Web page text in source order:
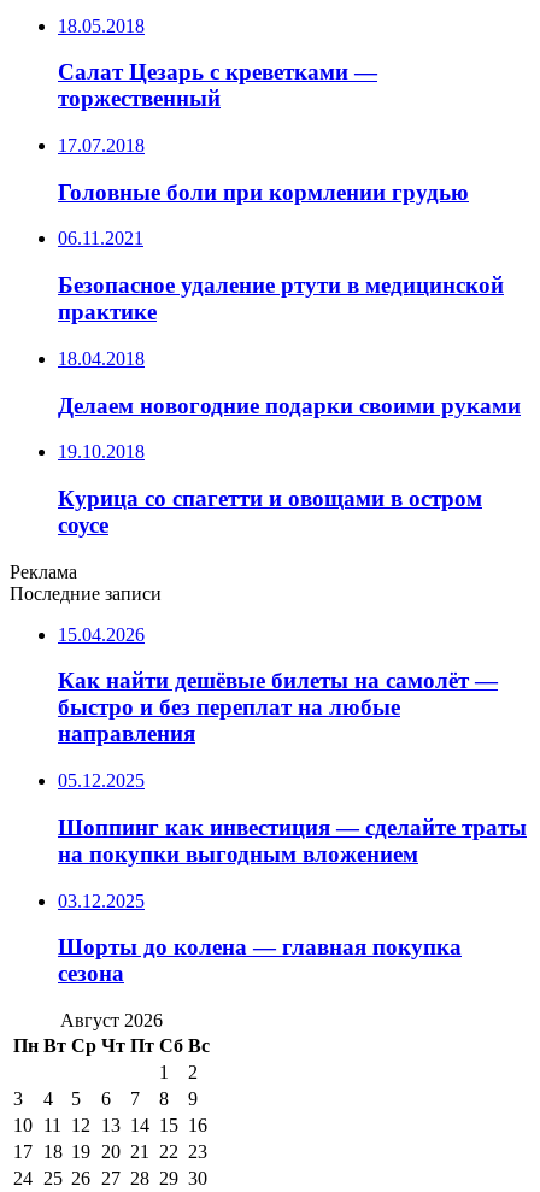
18.05.2018
Салат Цезарь с креветками —
торжественный
17.07.2018
Головные боли при кормлении грудью
06.11.2021
Безопасное удаление ртути в медицинской
практике
18.04.2018
Делаем новогодние подарки своими руками
19.10.2018
Курица со спагетти и овощами в остром
соусе
Реклама
Последние записи
15.04.2026
Как найти дешёвые билеты на самолёт —
быстро и без переплат на любые
направления
05.12.2025
Шоппинг как инвестиция — сделайте траты
на покупки выгодным вложением
03.12.2025
Шорты до колена — главная покупка
сезона
Август 2026
Пн Вт Ср Чт Пт Сб Вс
1
2
3
4 5 6 7 8
9
10 11 12 13 14 15 16
17 18 19 20 21 22 23
24 25 26 27 28 29 30